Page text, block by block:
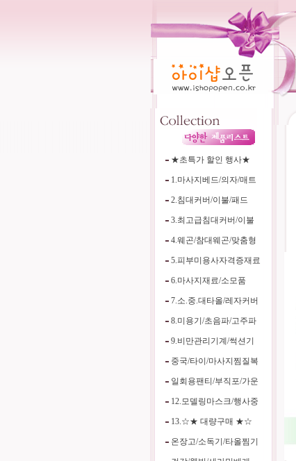
★초특가 할인 행사★
1.마사지베드/의자/매트
2.침대커버/이불/패드
3.최고급침대커버/이불
4.웨곤/참대웨곤/맞춤형
5.피부미용사자격증재료
6.마사지재료/소모품
7.소.중.대타올/레자커버
8.미용기/초음파/고주파
9.비만관리기계/썩션기
중국/타이/마사지찜질복
일회용팬티/부직포/가운
12.모델링마스크/행사중
13.☆★ 대량구매 ★☆
온장고/소독기/타올찜기